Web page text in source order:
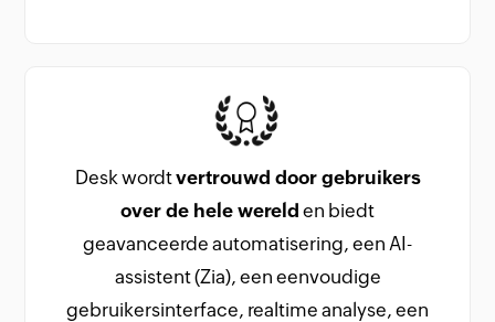
Desk wordtvertrouwd door gebruikers
over de hele wereld en biedt
geavanceerde automatisering, een AI-
assistent (Zia), een eenvoudige
gebruikersinterface, realtime analyse, een